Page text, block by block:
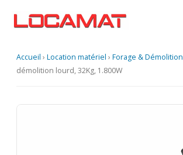
Accueil › Location matériel › Forage & Démolition
démolition lourd, 32Kg, 1.800W